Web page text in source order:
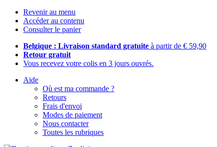
Revenir au menu
Accéder au contenu
Consulter le panier
Belgique : Livraison standard gratuite à partir de € 59,90
Retour gratuit
Vous recevez votre colis en 3 jours ouvrés.
Aide
Où est ma commande ?
Retours
Frais d'envoi
Modes de paiement
Nous contacter
Toutes les rubriques